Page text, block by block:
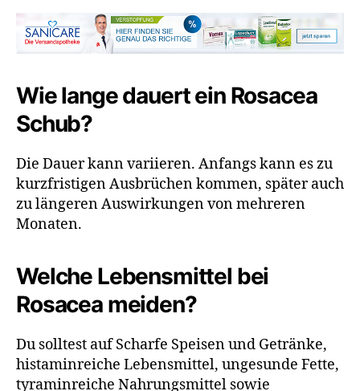
Wie lange dauert ein Rosacea
Schub?
Die Dauer kann variieren. Anfangs kann es zu
kurzfristigen Ausbrüchen kommen, später auch
zu längeren Auswirkungen von mehreren
Monaten.
Welche Lebensmittel bei
Rosacea meiden?
Du solltest auf Scharfe Speisen und Getränke,
histaminreiche Lebensmittel, ungesunde Fette,
tyraminreiche Nahrungsmittel sowie